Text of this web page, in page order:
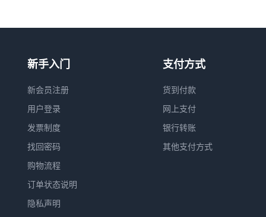
新手入门
新会员注册
用户登录
发票制度
找回密码
购物流程
订单状态说明
隐私声明
支付方式
货到付款
网上支付
银行转账
其他支付方式